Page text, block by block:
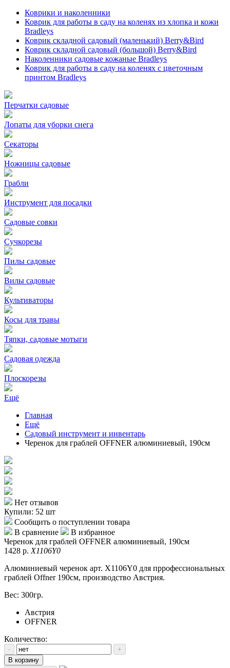
Коврики и наколенники
Коврик для работы в саду на коленях из хлопка и кожи
Bradleys
Коврик складной садовый (маленький) Berry&Bird
Коврик складной садовый (большой) Berry&Bird
Наколенники садовые кожаные Bradleys
Коврик для работы в саду на коленях с цветочным
принтом Bradleys
Перчатки садовые
Лопаты для уборки снега
Секаторы
Ножницы садовые
Грабли
Инструмент для посадки
Садовые совки
Сучкорезы
Пилы садовые
Вилы садовые
Культиваторы
Косы для травы
Тяпки, садовые мотыги
Садовая одежда
Плоскорезы
Ещё
Главная
Ещё
Садовый инструмент и инвентарь
Черенок для граблей OFFNER алюминиевый, 190см
Нет отзывов
Купили: 52 шт
Сообщить о поступлении товара
В сравнение
В избранное
Черенок для граблей OFFNER алюминиевый, 190см
1428 р. X1106Y0
Алюминиевый черенок арт. X1106Y0 для пррофессиональных
граблей Offner 190см, производство Австрия.
Вес: 300гр.
Австрия
OFFNER
Количество:
-
+
В корзину